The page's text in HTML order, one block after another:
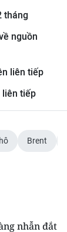
tháng
nguồn
liên tiếp
liên tiếp
Brent
nhẫn đắt